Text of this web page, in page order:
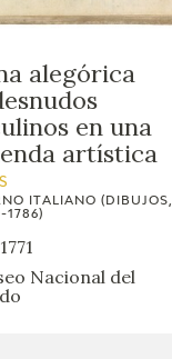
alegórica
en una
artística
ITALIANO (DIBUJOS,
1786)
Nacional del